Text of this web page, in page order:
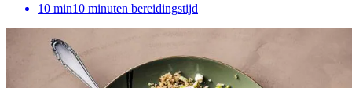
10 min10 minuten bereidingstijd